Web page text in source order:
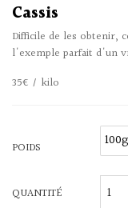
Cassis
Difficile de les obtenir,
l'exemple parfait d'un
35€ / kilo
POIDS
QUANTITÉ